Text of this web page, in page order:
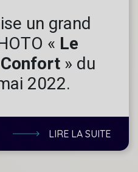
un grand
« Le
» du
2022.
LIRE LA SUITE